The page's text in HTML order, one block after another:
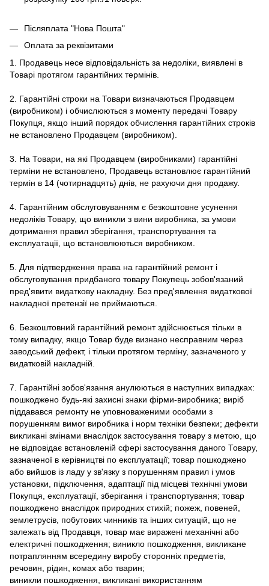
Післяплата "Нова Пошта"
Оплата за реквізитами
1. Продавець несе відповідальність за недоліки, виявлені в
Товарі протягом гарантійних термінів.
2. Гарантійні строки на Товари визначаються Продавцем
(виробником) і обчислюються з моменту передачі Товару
Покупця, якщо інший порядок обчислення гарантійних строків
не встановлено Продавцем (виробником).
3. На Товари, на які Продавцем (виробниками) гарантійні
терміни не встановлено, Продавець встановлює гарантійний
термін в 14 (чотирнадцять) днів, не рахуючи дня продажу.
4. Гарантійним обслуговуванням є безкоштовне усунення
недоліків Товару, що виникли з вини виробника, за умови
дотримання правил зберігання, транспортування та
експлуатації, що встановлюються виробником.
5. Для підтвердження права на гарантійний ремонт і
обслуговування придбаного товару Покупець зобов'язаний
пред'явити видаткову накладну. Без пред'явлення видаткової
накладної претензії не приймаються.
6. Безкоштовний гарантійний ремонт здійснюється тільки в
тому випадку, якщо Товар буде визнано несправним через
заводський дефект, і тільки протягом терміну, зазначеного у
видатковій накладній.
7. Гарантійні зобов'язання анулюються в наступних випадках:
пошкоджено будь-які захисні знаки фірми-виробника; виріб
піддавався ремонту не уповноваженими особами з
порушенням вимог виробника і норм техніки безпеки; дефекти
викликані змінами внаслідок застосування товару з метою, що
не відповідає встановленій сфері застосування даного Товару,
зазначеної в керівництві по експлуатації; товар пошкоджено
або вийшов із ладу у зв'язку з порушенням правил і умов
установки, підключення, адаптації під місцеві технічні умови
Покупця, експлуатації, зберігання і транспортування; товар
пошкоджено внаслідок природних стихій; пожеж, повеней,
землетрусів, побутових чинників та інших ситуацій, що не
залежать від Продавця, товар має виражені механічні або
електричні пошкодження; виникло пошкодження, викликане
потраплянням всередину виробу сторонніх предметів,
речовин, рідин, комах або тварин;
виникли пошкодження, викликані використанням